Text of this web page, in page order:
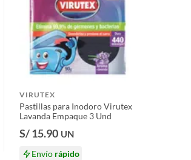
VIRUTEX
Pastillas para Inodoro Virutex
Lavanda Empaque 3 Und
S/ 15.90 UN
Envío rápido